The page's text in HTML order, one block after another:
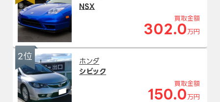
NSX
買取金額
302.0 万円
2位
ホンダ
シビック
買取金額
150.0 万円